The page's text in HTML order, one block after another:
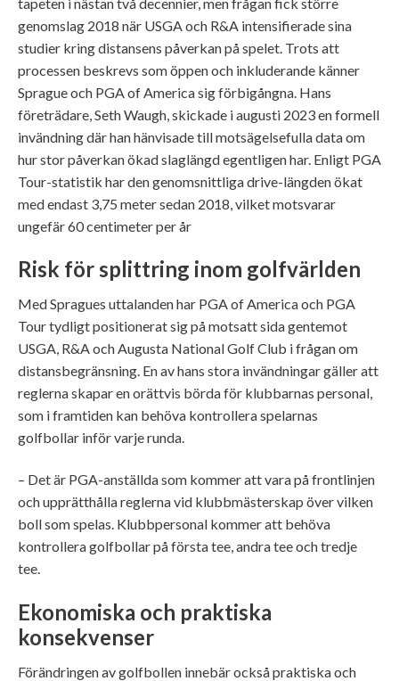
genomslag 2018 när USGA och R&A intensifierade sina
studier kring distansens påverkan på spelet. Trots att
processen beskrevs som öppen och inkluderande känner
Sprague och PGA of America sig förbigångna. Hans
företrädare, Seth Waugh, skickade i augusti 2023 en formell
invändning där han hänvisade till motsägelsefulla data om
hur stor påverkan ökad slaglängd egentligen har. Enligt PGA
Tour-statistik har den genomsnittliga drive-längden ökat
med endast 3,75 meter sedan 2018, vilket motsvarar
ungefär 60 centimeter per år
Risk för splittring inom golfvärlden
Med Spragues uttalanden har PGA of America och PGA
Tour tydligt positionerat sig på motsatt sida gentemot
USGA, R&A och Augusta National Golf Club i frågan om
distansbegränsning. En av hans stora invändningar gäller att
reglerna skapar en orättvis börda för klubbarnas personal,
som i framtiden kan behöva kontrollera spelarnas
golfbollar inför varje runda.
– Det är PGA-anställda som kommer att vara på frontlinjen
och upprätthålla reglerna vid klubbmästerskap över vilken
boll som spelas. Klubbpersonal kommer att behöva
kontrollera golfbollar på första tee, andra tee och tredje
tee.
Ekonomiska och praktiska
konsekvenser
Förändringen av golfbollen innebär också praktiska och